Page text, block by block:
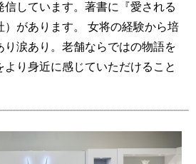
信しています。著書に『愛される
）があります。 女将の経験から培
り涙あり。老舗ならではの物語を
り身近に感じていただけること